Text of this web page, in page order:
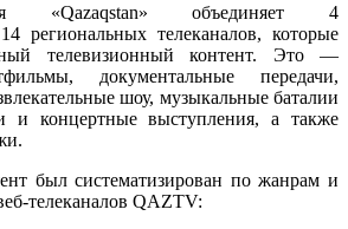
«Qazaqstan» объединяет 4
региональных телеканалов, которые
телевизионный контент. Это —
документальные передачи,
шоу, музыкальные баталии
и концертные выступления, а также
был систематизирован по жанрам и
телеканалов QAZTV: